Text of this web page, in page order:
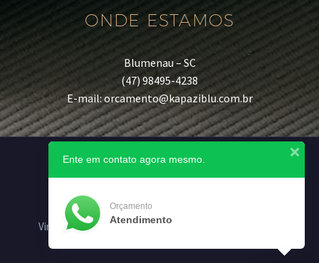
ONDE ESTAMOS
Blumenau – SC
(47) 98495-4238
E-mail: orcamento@kapaziblu.com.br
Vinil Kap Clean Kap
Ente em contato agora mesmo.
Orçamento
Atendimento